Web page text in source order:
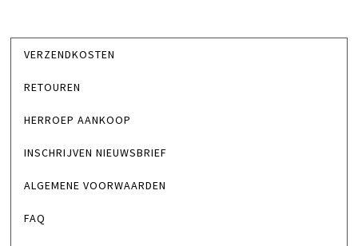
VERZENDKOSTEN
RETOUREN
HERROEP AANKOOP
INSCHRIJVEN NIEUWSBRIEF
ALGEMENE VOORWAARDEN
FAQ